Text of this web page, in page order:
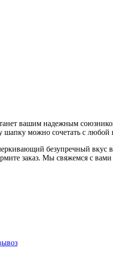
вашим надежным
шапку можно сочетать с
безупречный
заказ. Мы свяжемся с